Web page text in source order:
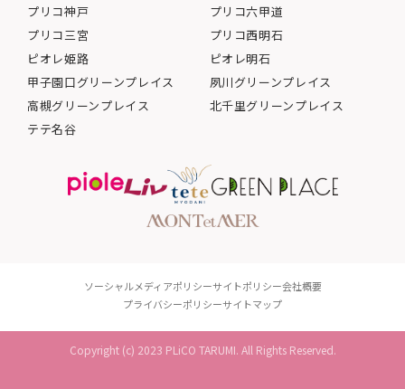
プリコ神戸
プリコ六甲道
プリコ三宮
プリコ西明石
ピオレ姫路
ピオレ明石
甲子園口グリーンプレイス
夙川グリーンプレイス
高槻グリーンプレイス
北千里グリーンプレイス
テテ名谷
ソーシャルメディアポリシーサイトポリシー会社概要
プライバシーポリシーサイトマップ
Copyright (c) 2023 PLiCO TARUMI. All Rights Reserved.